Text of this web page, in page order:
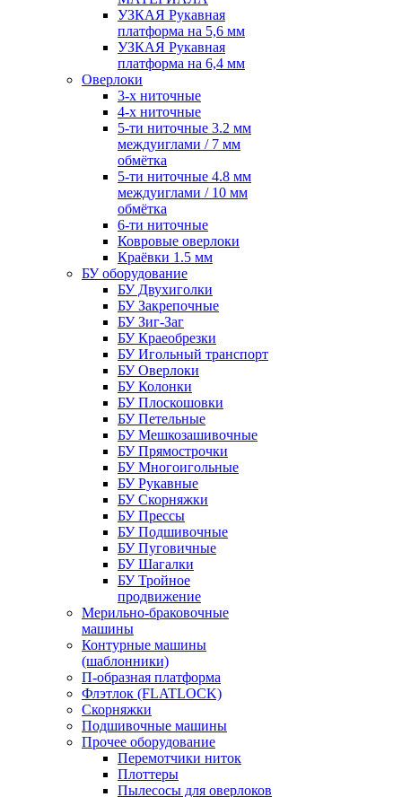
УЗКАЯ Рукавная
платформа на 5,6 мм
УЗКАЯ Рукавная
платформа на 6,4 мм
Оверлоки
3-х ниточные
4-х ниточные
5-ти ниточные 3.2 мм
междуиглами / 7 мм
обмётка
5-ти ниточные 4.8 мм
междуиглами / 10 мм
обмётка
6-ти ниточные
Ковровые оверлоки
Краёвки 1.5 мм
БУ оборудование
БУ Двухиголки
БУ Закрепочные
БУ Зиг-Заг
БУ Краеобрезки
БУ Игольный транспорт
БУ Оверлоки
БУ Колонки
БУ Плоскошовки
БУ Петельные
БУ Мешкозашивочные
БУ Прямострочки
БУ Многоигольные
БУ Рукавные
БУ Скорняжки
БУ Прессы
БУ Подшивочные
БУ Пуговичные
БУ Шагалки
БУ Тройное
продвижение
Мерильно-браковочные
машины
Контурные машины
(шаблонники)
П-образная платформа
Флэтлок (FLATLOCK)
Скорняжки
Подшивочные машины
Прочее оборудование
Перемотчики ниток
Плоттеры
Пылесосы для оверлоков